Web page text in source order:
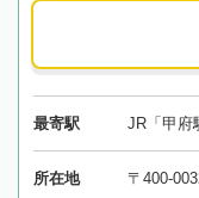
最寄駅 JR「甲府
所在地 〒400-